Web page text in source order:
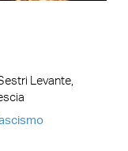
Levante,